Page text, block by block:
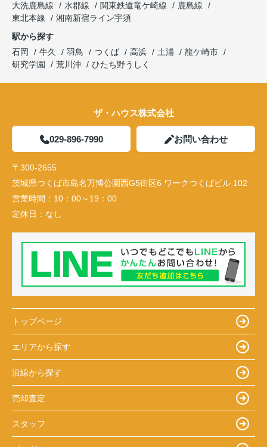
大洗鹿島線
水郡線 関東鉄道竜ケ崎線
鹿島線
東北本線
湘南新宿ライン宇須
駅から探す
石岡
牛久 羽鳥 つくば 高浜 土浦
龍ケ崎市
研究学園
荒川沖 ひたち野うしく
ザ・ハウス株式会社
029-896-7990 お問い合わせ
〒300-2655
茨城県つくば市島名万博公園西G5街区6 ワークつくばビル 102
営業時間： 10：00～19：00
定休日： なし
トップページ
エリアから探す
沿線から探す
売却査定
スタッフ